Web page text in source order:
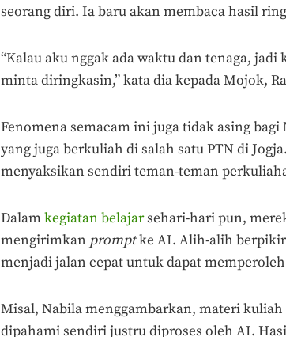
seorang diri. Ia baru akan membaca hasil
“Kalau aku nggak ada waktu dan tenaga,
minta diringkasin,” kata dia kepada Mojok,
Fenomena semacam ini juga tidak asing
yang juga berkuliah di salah satu PTN di
menyaksikan sendiri teman-teman
Dalamkegiatan belajarsehari-hari pun,
mengirimkan promptke AI. Alih-alih
menjadi jalan cepat untuk dapat
Misal, Nabila menggambarkan, materi kuliah
dipahami sendiri justru diproses oleh AI.